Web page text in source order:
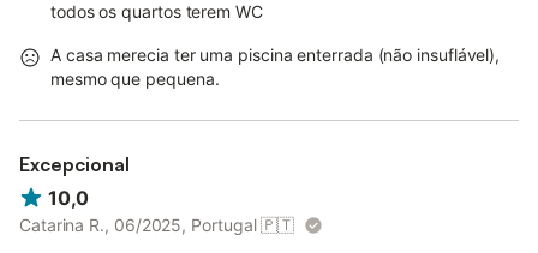
todos os quartos terem WC
A casa merecia ter uma piscina enterrada (não insuflável),
mesmo que pequena.
Excepcional
10,0
Catarina R., 06/2025, Portugal 🇵🇹